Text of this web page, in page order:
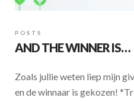
POSTS
AND THE WINNER IS…
Zoals jullie weten liep mijn
en de winnaar is gekozen!